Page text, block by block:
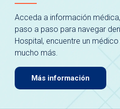
Acceda a información
paso a paso para navegar
Hospital, encuentre un
mucho más.
Más información